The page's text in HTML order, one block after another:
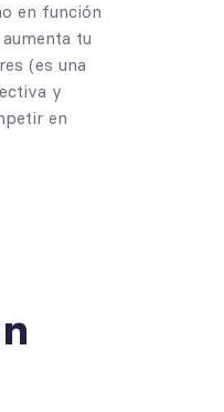
en función
tu
(es una
y
en
n